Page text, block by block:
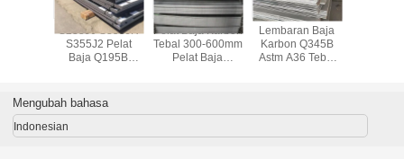
S235J0 S355JR
S355J2 Pelat
Baja Q195B
1000-3000mm
Pelat Baja Karbon
Tebal 300-600mm
Pelat Baja
Lembaran Baja
Karbon Q345B
Astm A36 Tebal
Mengubah bahasa
Indonesian